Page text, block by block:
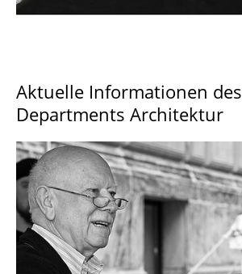
Aktuelle Informationen des
Departments Architektur